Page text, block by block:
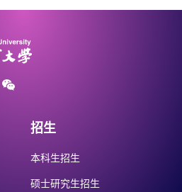
招生
本科生招生
硕士研究生招生